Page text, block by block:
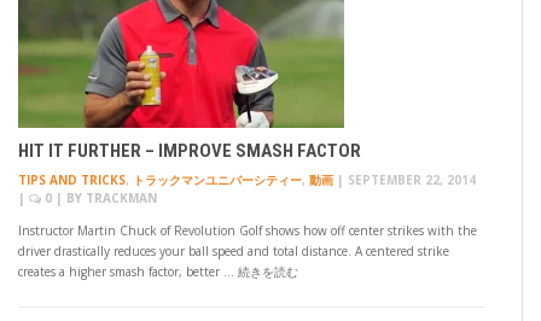
HIT IT FURTHER – IMPROVE SMASH FACTOR
TIPS AND TRICKS, トラックマンユニバーシティー, 動画 | SEPTEMBER 22, 2014
|
0 | BY TRACKMAN
Instructor Martin Chuck of Revolution Golf shows how off center strikes with the
driver drastically reduces your ball speed and total distance. A centered strike
creates a higher smash factor, better … 続きを読む